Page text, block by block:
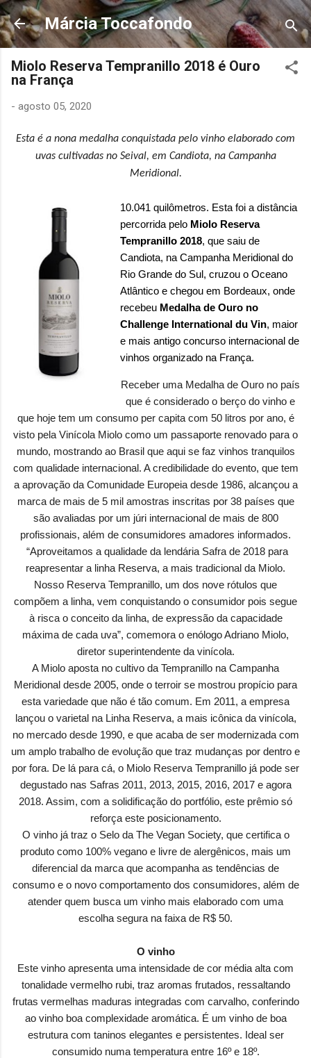
Pular para o conteúdo principal
Márcia Toccafondo
Miolo Reserva Tempranillo 2018 é Ouro
na França
- agosto 05, 2020
Esta é a nona medalha conquistada pelo vinho elaborado com
uvas cultivadas no Seival, em Candiota, na Campanha
Meridional.
10.041 quilômetros. Esta foi a distância
percorrida pelo Miolo Reserva
Tempranillo 2018, que saiu de
Candiota, na Campanha Meridional do
Rio Grande do Sul, cruzou o Oceano
Atlântico e chegou em Bordeaux, onde
recebeu Medalha de Ouro no
Challenge International du Vin, maior
e mais antigo concurso internacional de
vinhos organizado na França.
Receber uma Medalha de Ouro no país
que é considerado o berço do vinho e
que hoje tem um consumo per capita com 50 litros por ano, é
visto pela Vinícola Miolo como um passaporte renovado para o
mundo, mostrando ao Brasil que aqui se faz vinhos tranquilos
com qualidade internacional. A credibilidade do evento, que tem
a aprovação da Comunidade Europeia desde 1986, alcançou a
marca de mais de 5 mil amostras inscritas por 38 países que
são avaliadas por um júri internacional de mais de 800
profissionais, além de consumidores amadores informados.
“Aproveitamos a qualidade da lendária Safra de 2018 para
reapresentar a linha Reserva, a mais tradicional da Miolo.
Nosso Reserva Tempranillo, um dos nove rótulos que
compõem a linha, vem conquistando o consumidor pois segue
à risca o conceito da linha, de expressão da capacidade
máxima de cada uva”, comemora o enólogo Adriano Miolo,
diretor superintendente da vinícola.
A Miolo aposta no cultivo da Tempranillo na Campanha
Meridional desde 2005, onde o terroir se mostrou propício para
esta variedade que não é tão comum. Em 2011, a empresa
lançou o varietal na Linha Reserva, a mais icônica da vinícola,
no mercado desde 1990, e que acaba de ser modernizada com
um amplo trabalho de evolução que traz mudanças por dentro e
por fora. De lá para cá, o Miolo Reserva Tempranillo já pode ser
degustado nas Safras 2011, 2013, 2015, 2016, 2017 e agora
2018. Assim, com a solidificação do portfólio, este prêmio só
reforça este posicionamento.
O vinho já traz o Selo da The Vegan Society, que certifica o
produto como 100% vegano e livre de alergênicos, mais um
diferencial da marca que acompanha as tendências de
consumo e o novo comportamento dos consumidores, além de
atender quem busca um vinho mais elaborado com uma
escolha segura na faixa de R$ 50.
O vinho
Este vinho apresenta uma intensidade de cor média alta com
tonalidade vermelho rubi, traz aromas frutados, ressaltando
frutas vermelhas maduras integradas com carvalho, conferindo
ao vinho boa complexidade aromática. É um vinho de boa
estrutura com taninos elegantes e persistentes. Ideal ser
consumido numa temperatura entre 16º e 18º.